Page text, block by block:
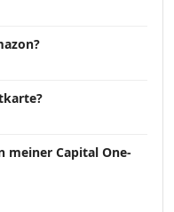
meiner Capital One-